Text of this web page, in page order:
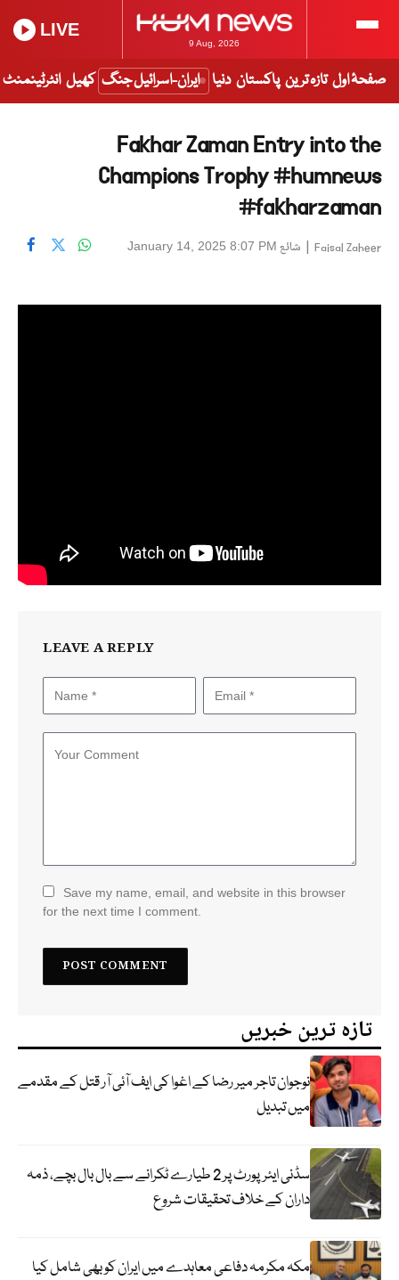
9 Aug, 2026
LIVE
صفحۂ اول تازہ ترین پاکستان دنیا ایران-اسرائیل جنگ کھیل انٹرٹینمنٹ
Fakhar Zaman Entry into the
Champions Trophy #humnews
#fakharzaman
Faisal Zaheer
| شائع January 14, 2025 8:07 PM
LEAVE A REPLY
Save my name, email, and website in this browser
for the next time I comment.
تازہ ترین خبریں
نوجوان تاجر میر رضا کے اغوا کی ایف آئی آر قتل کے مقدمے
میں تبدیل
سڈنی ایئرپورٹ پر 2 طیارے ٹکرانے سے بال بال بچے، ذمہ
داران کے خلاف تحقیقات شروع
مکہ مکرمہ دفاعی معاہدے میں ایران کو بھی شامل کیا